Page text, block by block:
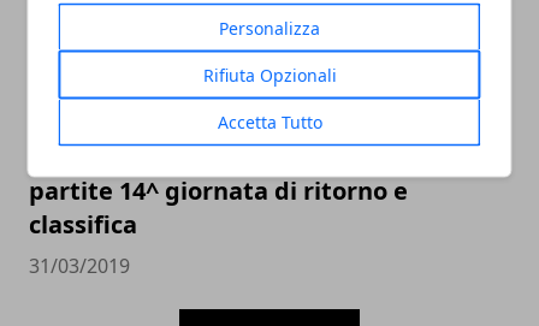
Personalizza
Rifiuta Opzionali
Accetta Tutto
Calcio Serie D 2019, Girone G: risultati
partite 14^ giornata di ritorno e
classifica
31/03/2019